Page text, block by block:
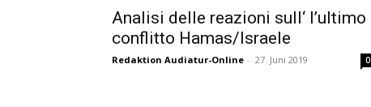
Analisi delle reazioni sull‘ l’ultimo
conflitto Hamas/Israele
Redaktion Audiatur-Online - 27. Juni 2019 0